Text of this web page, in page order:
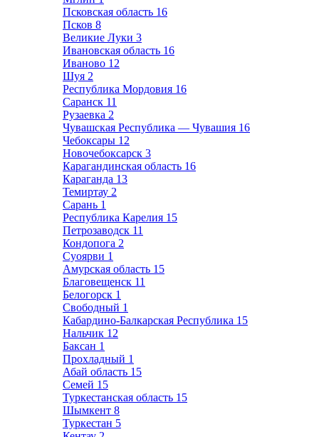
Псковская область 16
Псков 8
Великие Луки 3
Ивановская область 16
Иваново 12
Шуя 2
Республика Мордовия 16
Саранск 11
Рузаевка 2
Чувашская Республика — Чувашия 16
Чебоксары 12
Новочебоксарск 3
Карагандинская область 16
Караганда 13
Темиртау 2
Сарань 1
Республика Карелия 15
Петрозаводск 11
Кондопога 2
Суоярви 1
Амурская область 15
Благовещенск 11
Белогорск 1
Свободный 1
Кабардино-Балкарская Республика 15
Нальчик 12
Баксан 1
Прохладный 1
Абай область 15
Семей 15
Туркестанская область 15
Шымкент 8
Туркестан 5